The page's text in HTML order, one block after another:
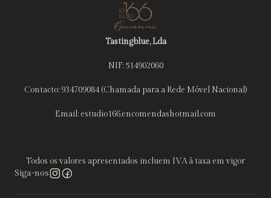
Tastingblue, Lda
NIF: 514902060
Contacto: 934709084 (Chamada para a Rede Móvel Nacional)
Email: estudio166.encomendashotmail.com
Todos os valores apresentados incluem IVA à taxa em vigor
Siga-nos